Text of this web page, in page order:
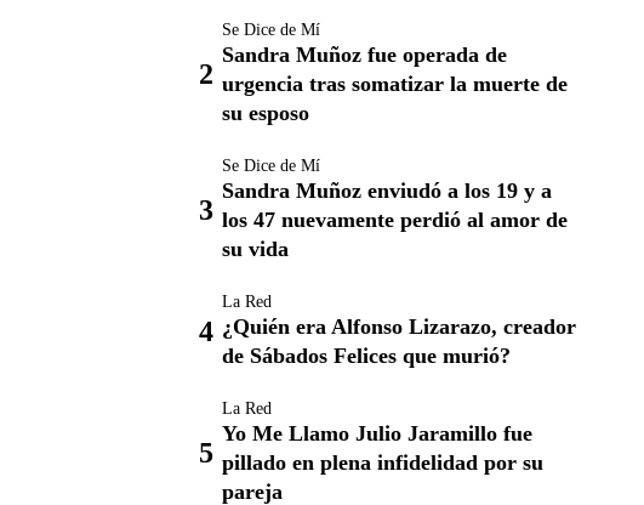
Se Dice de Mí
Sandra Muñoz fue operada de
urgencia tras somatizar la muerte de
su esposo
Se Dice de Mí
Sandra Muñoz enviudó a los 19 y a
los 47 nuevamente perdió al amor de
su vida
La Red
¿Quién era Alfonso Lizarazo, creador
de Sábados Felices que murió?
La Red
Yo Me Llamo Julio Jaramillo fue
pillado en plena infidelidad por su
pareja